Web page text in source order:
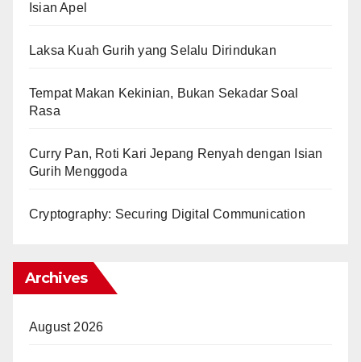
Isian Apel
Laksa Kuah Gurih yang Selalu Dirindukan
Tempat Makan Kekinian, Bukan Sekadar Soal
Rasa
Curry Pan, Roti Kari Jepang Renyah dengan Isian
Gurih Menggoda
Cryptography: Securing Digital Communication
Archives
August 2026